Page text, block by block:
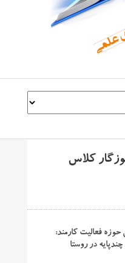
کلاس
فعالیت کارمند:
در روستا